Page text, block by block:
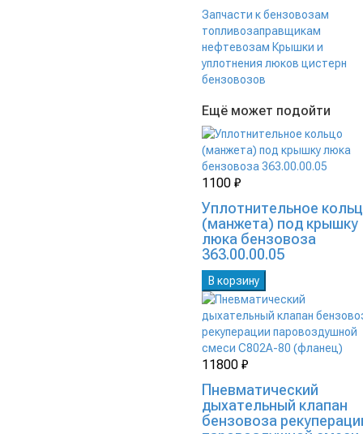
Запчасти к бензовозам
топливозаправщикам
нефтевозам Крышки и
уплотнения люков цистерн
бензовозов
Ещё может подойти
1100 ₽
Уплотнительное
(манжета) под крышку
люка бензовоза
363.00.00.05
В корзину
11800 ₽
Пневматический
дыхательный клапан
бензовоза